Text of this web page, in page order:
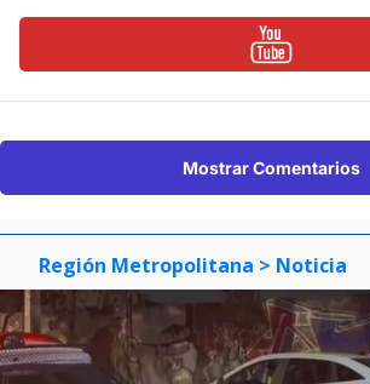
Mostrar Comentarios
Región Metropolitana > Noticia